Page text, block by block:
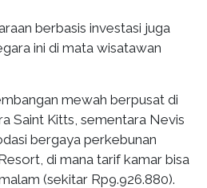
berbasis investasi juga
ini di mata wisatawan
mewah berpusat di
Saint Kitts, sementara Nevis
bergaya perkebunan
di mana tarif kamar bisa
(sekitar Rp9.926.880).